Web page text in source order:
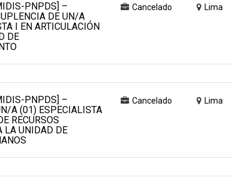
PNPDS] –
DE UN/A
I EN ARTICULACIÓN
DE
Cancelado Lima
PNPDS] –
A (01) ESPECIALISTA
RECURSOS
LA UNIDAD DE
Cancelado Lima